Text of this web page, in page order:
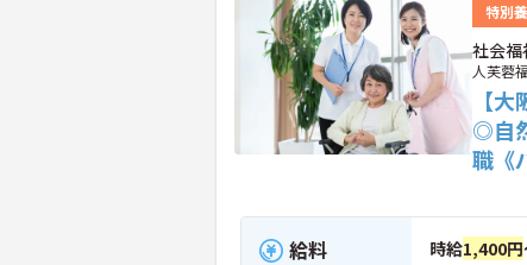
特別
社会福
人芙蓉
【
◎自
職《
給料 時給1,400円